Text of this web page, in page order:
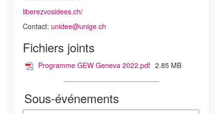
liberezvosidees.ch/
Contact: unidee@unige.ch
Fichiers joints
Programme GEW Geneva 2022.pdf 2.85 MB
Sous-événements